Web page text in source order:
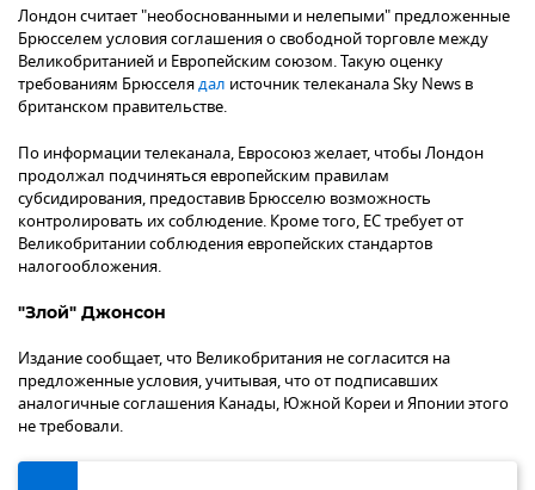
Лондон считает "необоснованными и нелепыми" предложенные
Брюсселем условия соглашения о свободной торговле между
Великобританией и Европейским союзом. Такую оценку
требованиям Брюсселядал источник телеканала Sky News в
британском правительстве.
По информации телеканала, Евросоюз желает, чтобы Лондон
продолжал подчиняться европейским правилам
субсидирования, предоставив Брюсселю возможность
контролировать их соблюдение. Кроме того, ЕС требует от
Великобритании соблюдения европейских стандартов
налогообложения.
"Злой" Джонсон
Издание сообщает, что Великобритания не согласится на
предложенные условия, учитывая, что от подписавших
аналогичные соглашения Канады, Южной Кореи и Японии этого
не требовали.